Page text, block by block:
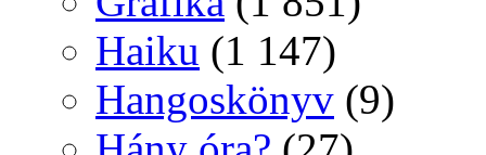
Haiku (1 147)
Hangoskönyv (9)